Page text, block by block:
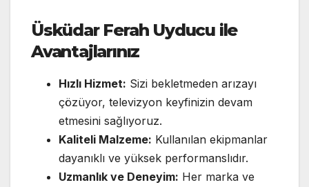
Üsküdar Ferah Uyducu ile
Avantajlarınız
Hızlı Hizmet: Sizi bekletmeden arızayı
çözüyor, televizyon keyfinizin devam
etmesini sağlıyoruz.
Kaliteli Malzeme: Kullanılan ekipmanlar
dayanıklı ve yüksek performanslıdır.
Uzmanlık ve Deneyim: Her marka ve